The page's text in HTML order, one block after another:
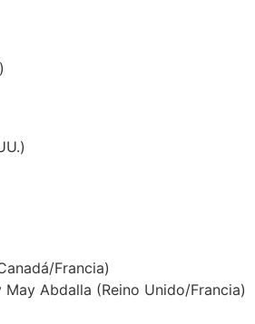
Francia)
Abdalla (Reino Unido/Francia)